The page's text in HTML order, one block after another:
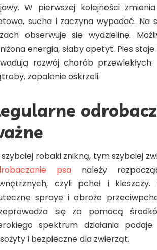
W pierwszej kolejności
sucha i zaczyna wypadać. Na
obserwuje się wydzielinę.
energia, słaby apetyt. Pies
rozwój chorób
zapalenie oskrzeli.
robaki znikną, tym szybciej
psanależy
czyli pcheł i
spraye i obroże
się za pomocą
spektrum działania
i bezpieczne dla zwierząt.